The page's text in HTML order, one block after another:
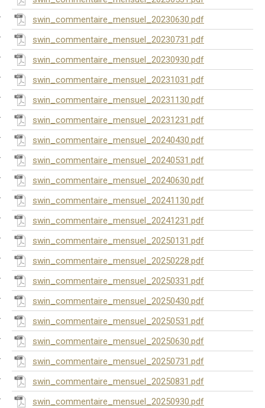
swin_commentaire_mensuel_20230630.pdf
swin_commentaire_mensuel_20230731.pdf
swin_commentaire_mensuel_20230930.pdf
swin_commentaire_mensuel_20231031.pdf
swin_commentaire_mensuel_20231130.pdf
swin_commentaire_mensuel_20231231.pdf
swin_commentaire_mensuel_20240430.pdf
swin_commentaire_mensuel_20240531.pdf
swin_commentaire_mensuel_20240630.pdf
swin_commentaire_mensuel_20241130.pdf
swin_commentaire_mensuel_20241231.pdf
swin_commentaire_mensuel_20250131.pdf
swin_commentaire_mensuel_20250228.pdf
swin_commentaire_mensuel_20250331.pdf
swin_commentaire_mensuel_20250430.pdf
swin_commentaire_mensuel_20250531.pdf
swin_commentaire_mensuel_20250630.pdf
swin_commentaire_mensuel_20250731.pdf
swin_commentaire_mensuel_20250831.pdf
swin_commentaire_mensuel_20250930.pdf